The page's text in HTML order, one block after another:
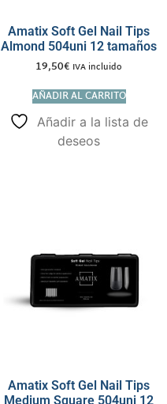
Amatix Soft Gel Nail Tips
Almond 504uni 12 tamaños
19,50€ IVA incluido
AÑADIR AL CARRITO
Añadir a la lista de
deseos
Amatix Soft Gel Nail Tips
Medium Square 504uni 12